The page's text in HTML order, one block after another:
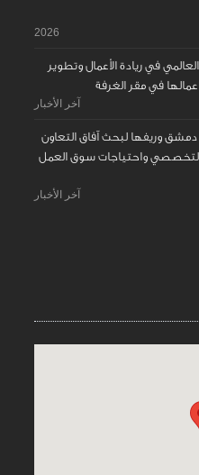
2026
في ريادة الأعمال وتطوير
في مقر الغرفة
آخر الأخبار
وريفها لبحث آفاق التعاون
واحتياجات سوق العمل
آخر الأخبار